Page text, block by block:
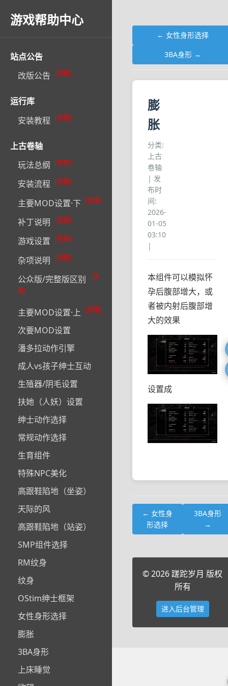
游戏帮助中心
站点公告
改版公告
[顶置]
运行库
安装教程
[顶置]
上古卷轴
玩法总纲
[顶置]
安装流程 [顶置]
主要MOD设置·下 [顶置]
补丁说明 [顶置]
游戏设置 [顶置]
杂项说明 [顶置]
公众版/完整版区别
[顶
置]
主要MOD设置·上 [顶置]
次要MOD设置
潘多拉动作引擎
成人vs孩子绅士互动
生殖器/阴毛设置
扶她（人妖）设置
绅士动作选择
常规动作选择
生育组件
特殊NPC美化
高跟鞋陷地（坐姿）
天际的风
高跟鞋陷地（站姿）
SMP组件选择
RM纹身
纹身
OStim绅士框架
女性身形选择
膨胀
3BA身形
上床睡觉
← 女性身形选择
3BA身形 →
膨
胀
分类:
上古
卷轴
| 发
布时
间:
2026-
01-05
03:10
|
本组件可以模拟怀
孕后腹部增大，或
者被内射后腹部增
大的效果
设置成
← 女性身
形选择
3BA身形
→
© 2026 蹉跎岁月 版权
所有
进入后台管理